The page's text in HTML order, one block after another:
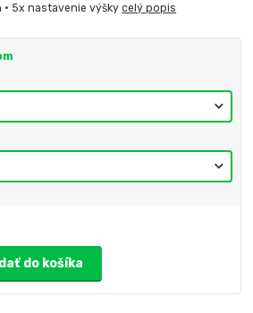
5x nastavenie výškycelý popis
do košíka